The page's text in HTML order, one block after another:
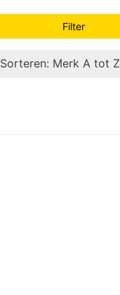
Filter
Sorteren: Merk A tot Z